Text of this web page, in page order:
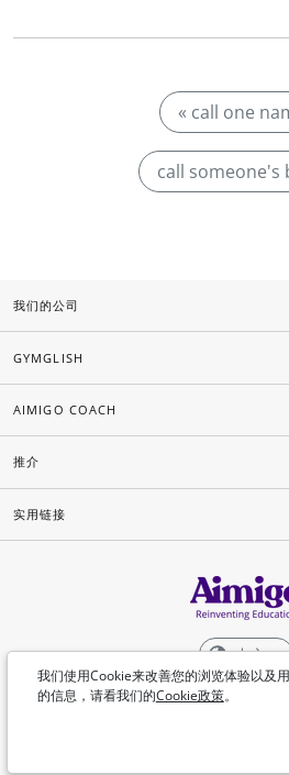
« call one
call someone's
我们使用Cookie来改善您的浏览体验以及
的信息，请看我们的Cookie政策。
我们的公司
GYMGLISH
AIMIGO COACH
推介
实用链接
中文
©Aimigo 2026